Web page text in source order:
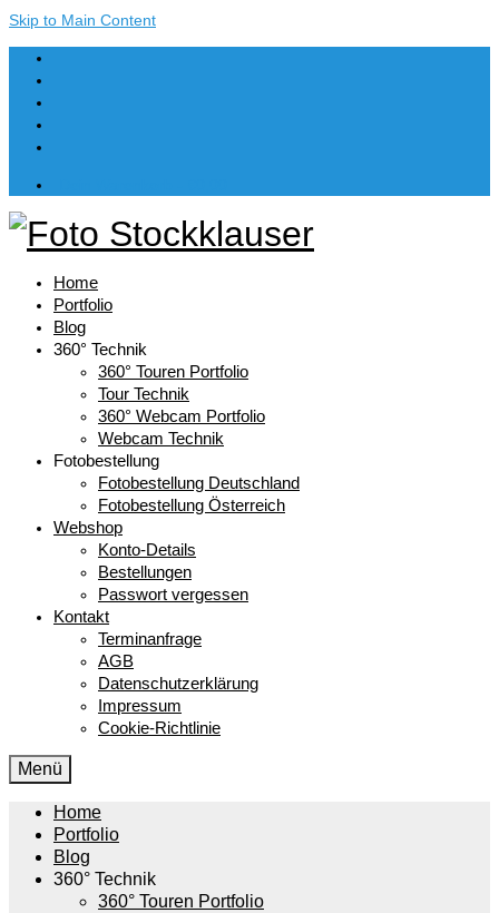
Skip to Main Content
Home
Portfolio
Blog
360° Technik
360° Touren Portfolio
Tour Technik
360° Webcam Portfolio
Webcam Technik
Fotobestellung
Fotobestellung Deutschland
Fotobestellung Österreich
Webshop
Konto-Details
Bestellungen
Passwort vergessen
Kontakt
Terminanfrage
AGB
Datenschutzerklärung
Impressum
Cookie-Richtlinie
Menü
Home
Portfolio
Blog
360° Technik
360° Touren Portfolio